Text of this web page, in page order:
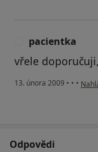
pacientka
vřele
13. února 2009 • • •
Odpovědi